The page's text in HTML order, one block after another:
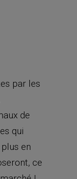
par les
de
qui
en
ce